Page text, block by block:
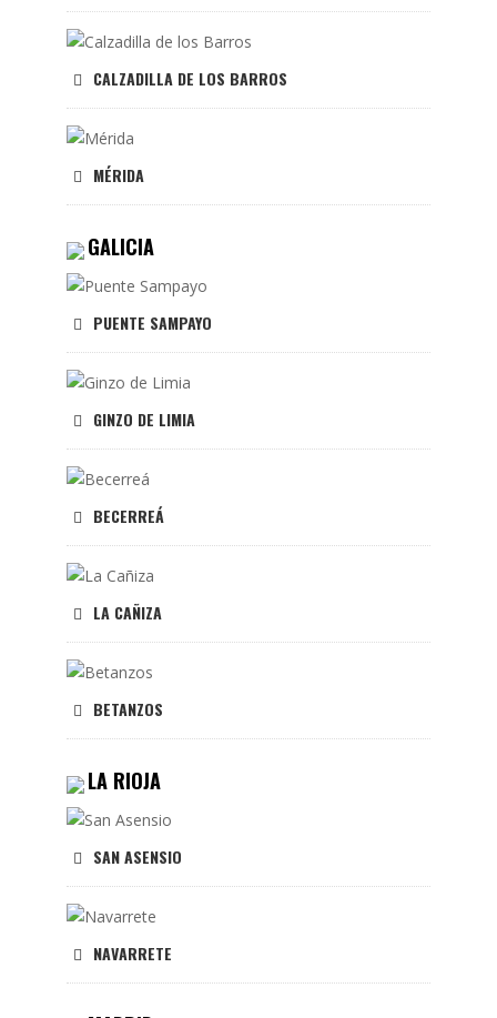
CALZADILLA DE LOS BARROS
MÉRIDA
GALICIA
PUENTE SAMPAYO
GINZO DE LIMIA
BECERREÁ
LA CAÑIZA
BETANZOS
LA RIOJA
SAN ASENSIO
NAVARRETE